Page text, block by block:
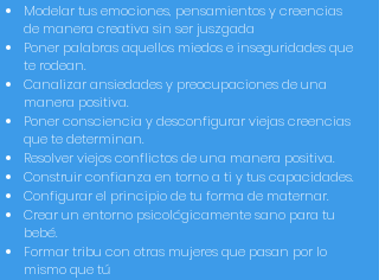
Modelar tus emociones, pensamientos y creencias
de manera creativa sin ser juszgada
Poner palabras aquellos miedos e inseguridades que
te rodean.
Canalizar ansiedades y preocupaciones de una
manera positiva.
Poner consciencia y desconfigurar viejas creencias
que te determinan.
Resolver viejos conflictos de una manera positiva.
Construir confianza en torno a ti y tus capacidades.
Configurar el principio de tu forma de maternar.
Crear un entorno psicológicamente sano para tu
bebé.
Formar tribu con otras mujeres que pasan por lo
mismo que tú